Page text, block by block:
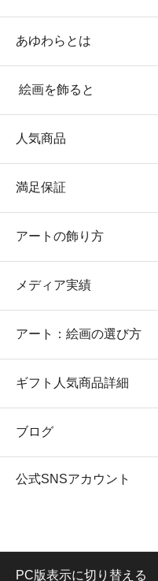
あゆわらとは
絵画を飾ると
人気商品
満足保証
アートの飾り方
メディア実績
アート：絵画の選び方
ギフト人気商品詳細
ブログ
公式SNSアカウント
PC版表示に切り替える